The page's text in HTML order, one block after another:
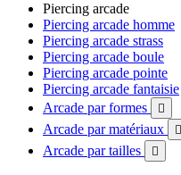
Piercing arcade
Piercing arcade homme
Piercing arcade strass
Piercing arcade boule
Piercing arcade pointe
Piercing arcade fantaisie
Arcade par formes

Arcade par matériaux 
Arcade par tailles 